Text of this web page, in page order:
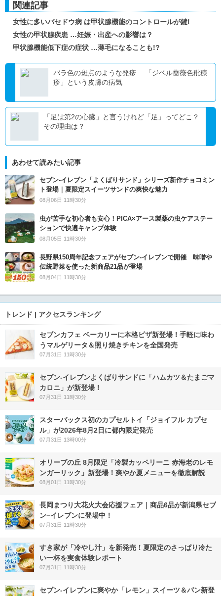
関連記事
女性に多いバセドウ病 は甲状腺機能のコントロールが鍵!
女性の甲状腺疾患 …妊娠・出産への影響は？
甲状腺機能低下症の症状 …薄毛になることも!?
バラ色の斑点のような発疹… 「ジベル薔薇色粃糠
疹」という皮膚の病気
「足は第2の心臓」と言うけれど「足」ってどこ？
その理由は？
あわせて読みたい記事
セブン‐イレブン「よくばりサンド」シリーズ新作チョコミン
ト登場｜夏限定スイーツサンドの爽快な魅力
08月06日 11時30分
虫が苦手な初心者も安心！PICA×アース製薬の虫ケアステー
ションで快適キャンプ体験
08月05日 11時30分
長野県150周年記念フェアがセブン-イレブンで開催 味噌や
伝統野菜を使った新商品21品が登場
08月04日 11時30分
トレンド | アクセスランキング
セブンカフェ ベーカリーに本格ピザ新登場！手軽に味わ
うマルゲリータ＆照り焼きチキンを全国発売
07月31日 11時30分
セブン‐イレブンよくばりサンドに「ハムカツ＆たまごマ
カロニ」が新登場！
07月31日 11時30分
スターバックス初のカプセルトイ「ジョイフル カプセ
ル」が2026年8月2日に都内限定発売
07月31日 13時00分
オリーブの丘 8月限定「冷製カッペリーニ 赤海老のレモ
ンガーリック」新登場！爽やか夏メニューを徹底解説
08月01日 11時30分
長岡まつり大花火大会応援フェア｜商品6品が新潟県セブ
ン−イレブンに登場中！
07月31日 11時30分
すき家が「冷やし汁」を新発売！夏限定のさっぱり冷た
い一杯を実食体験レポート
07月31日 11時30分
セブン‐イレブンに爽やか「レモン」スイーツ＆パン新登